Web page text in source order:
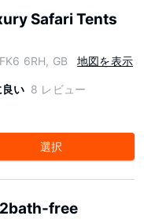
Safari Tents
6RH, GB 地図を表示
い 8 レビュー
選択
free